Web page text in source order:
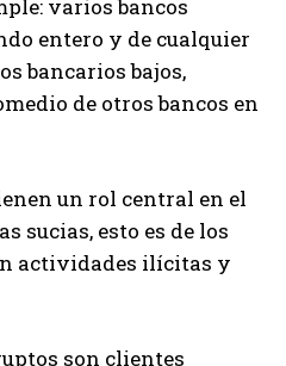
varios bancos
entero y de cualquier
bancarios bajos,
de otros bancos en
un rol central en el
sucias, esto es de los
actividades ilícitas y
son clientes